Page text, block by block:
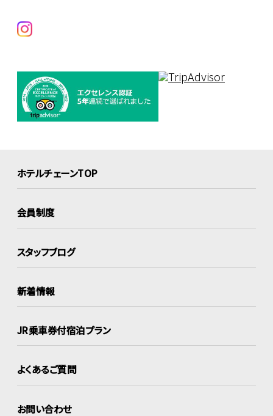
ホテルチェーンTOP
会員制度
スタッフブログ
新着情報
JR乗車券付宿泊プラン
よくあるご質問
お問い合わせ